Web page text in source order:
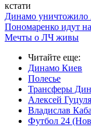
кстати
Динамо уничтожило
Пономаренко идут
Мечты о ЛЧ живы
Читайте еще:
Динамо Киев
Полесье
Трансферы
Алексей
Владислав
Футбол 24